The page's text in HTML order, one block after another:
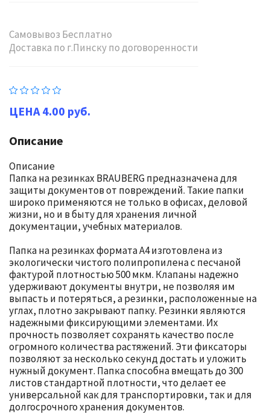
Самовывоз Бесплатно
Доставка по г.Пинску по договоренности
4.00 руб.
Описание
Описание
Папка на резинках BRAUBERG предназначена для
защиты документов от повреждений. Такие папки
широко применяются не только в офисах, деловой
жизни, но и в быту для хранения личной
документации, учебных материалов.
Папка на резинках формата А4 изготовлена из
экологически чистого полипропилена с песчаной
фактурой плотностью 500 мкм. Клапаны надежно
удерживают документы внутри, не позволяя им
выпасть и потеряться, а резинки, расположенные на
углах, плотно закрывают папку. Резинки являются
надежными фиксирующими элементами. Их
прочность позволяет сохранять качество после
огромного количества растяжений. Эти фиксаторы
позволяют за несколько секунд достать и уложить
нужный документ. Папка способна вмещать до 300
листов стандартной плотности, что делает ее
универсальной как для транспортировки, так и для
долгосрочного хранения документов.